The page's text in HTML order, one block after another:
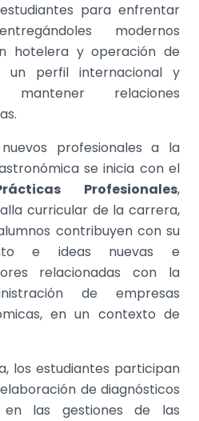
para enfrentar
modernos
hotelera y operación de
un perfil internacional y
relaciones
profesionales a la
se inicia con el
Profesionales,
curricular de la carrera,
contribuyen con su
e ideas nuevas e
relacionadas con la
de empresas
en un contexto de
los estudiantes participan
de diagnósticos
las gestiones de las